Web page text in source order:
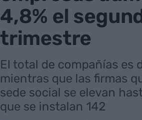
4,8% el
trimestre
El total de compañías es
mientras que las firmas
sede social se elevan
que se instalan 142